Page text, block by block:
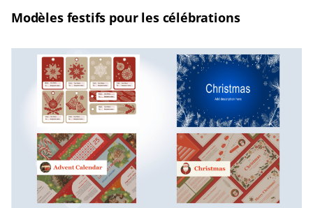
Modèles festifs pour les célébrations